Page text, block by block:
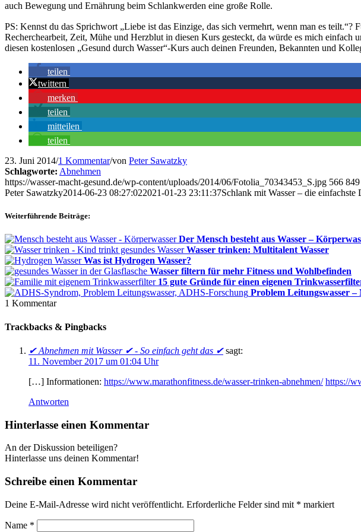
auch Bewegung und Ernährung beim Schlankwerden eine große Rolle.
PS: Kennst du das Sprichwort „Liebe ist das Einzige, das sich vermehrt, wenn man es
Recherchearbeit, Zeit, Mühe und Herzblut in diesen Kurs gesteckt, da würde es mich
diesen kostenlosen „Gesund durch Wasser“-Kurs auch deinen Freunden, Bekannten und
teilen
twittern
merken
teilen
mitteilen
teilen
23. Juni 2014/1 Kommentar/von Peter Sawatzky
Schlagworte: Abnehmen
https://wasser-macht-gesund.de/wp-content/uploads/2014/06/Fotolia_70343453_S.jpg 566 849
Peter Sawatzky2014-06-23 08:27:022021-01-23 23:11:37Schlank mit Wasser – die einfachste
Weiterführende Beiträge:
Der Mensch besteht aus Wasser –
Wasser trinken: Multitalent Wasser
Was ist Hydrogen Wasser?
Wasser filtern für mehr Fitness und Wohlbefinden
15 gute Gründe für einen eigenen
Problem Leitungswasser
1 Kommentar
Trackbacks & Pingbacks
✔ Abnehmen mit Wasser ✔ - So einfach geht das ✔ sagt:
11. November 2017 um 01:04 Uhr
[…] Informationen: https://www.marathonfitness.de/wasser-trinken-abnehmen/ https://
Antworten
Hinterlasse einen Kommentar
An der Diskussion beteiligen?
Hinterlasse uns deinen Kommentar!
Schreibe einen Kommentar
Deine E-Mail-Adresse wird nicht veröffentlicht. Erforderliche Felder sind mit * markiert
Name *